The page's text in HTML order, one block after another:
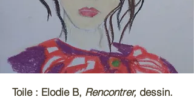
Toile : Elodie B, Rencontrer, dessin.